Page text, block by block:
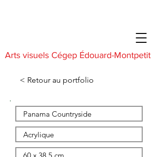
Arts visuels Cégep Édouard-Montpetit
< Retour au portfolio